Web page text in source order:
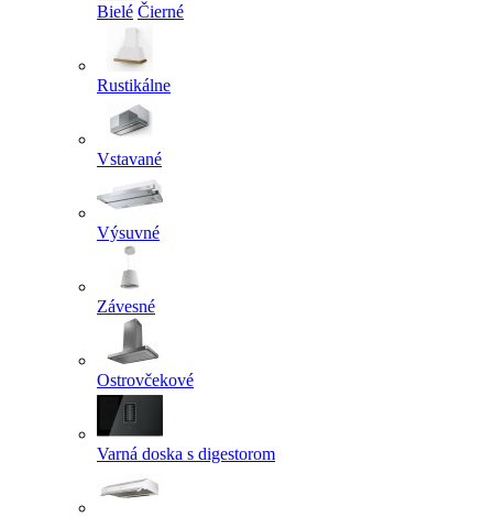
Bielé Čierné
Rustikálne
Vstavané
Výsuvné
Závesné
Ostrovčekové
Varná doska s digestorom